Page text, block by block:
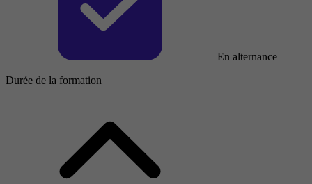
En alternance
Durée de la formation